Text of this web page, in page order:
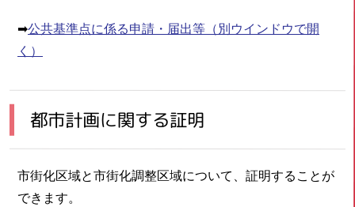
➡公共基準点に係る申請・届出等 （別ウインドウで開
く）
都市計画に関する証明
市街化区域と市街化調整区域について、証明することが
できます。